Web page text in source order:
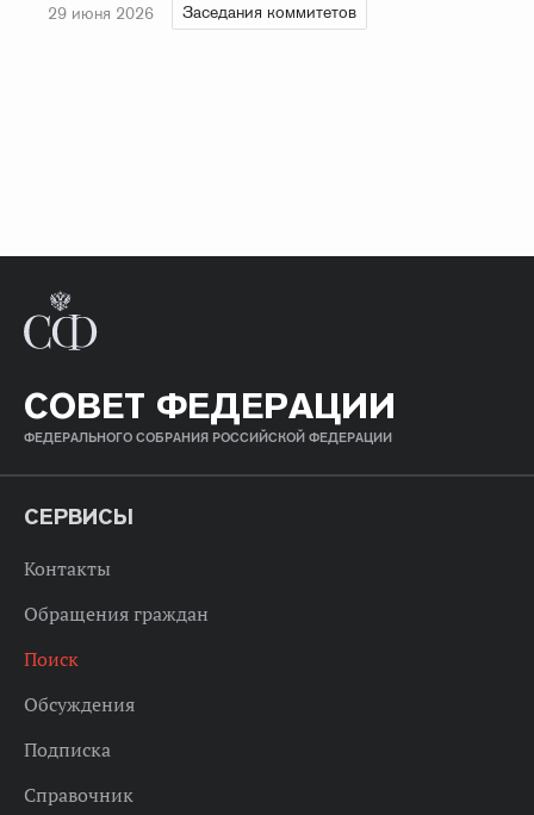
29 июня 2026 Заседания коммитетов
СОВЕТ ФЕДЕРАЦИИ
ФЕДЕРАЛЬНОГО СОБРАНИЯ РОССИЙСКОЙ ФЕДЕРАЦИИ
СЕРВИСЫ
Контакты
Обращения граждан
Поиск
Обсуждения
Подписка
Справочник